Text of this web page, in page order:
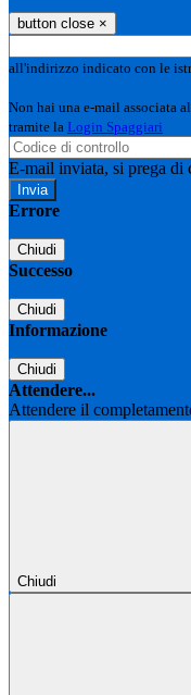
button close ×
all'indirizzo indicato con le
Non hai una e-mail associata
tramite la Login Spaggiari
E-mail inviata, si prega di
Errore
Chiudi
Successo
Chiudi
Informazione
Chiudi
Attendere...
Attendere il
Chiudi